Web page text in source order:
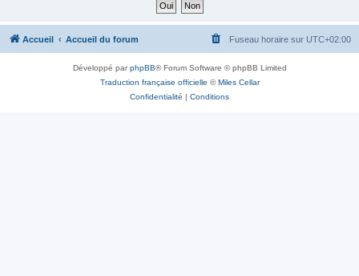
Accueil Accueil du forum Fuseau horaire sur UTC+02:00
Développé parphpBB® Forum Software © phpBB Limited
Traduction française officielle ©Miles Cellar
Confidentialité | Conditions